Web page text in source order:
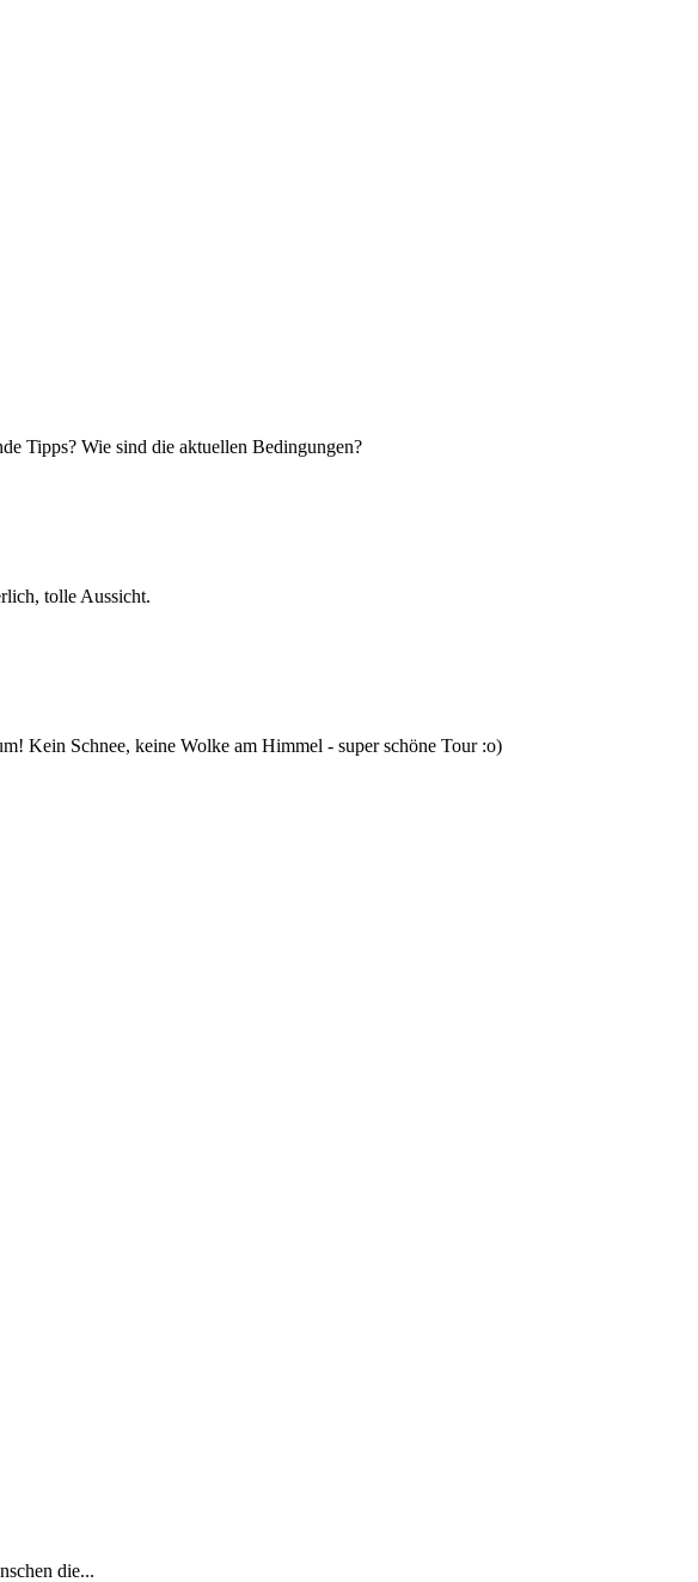
Tipps? Wie sind die aktuellen Bedingungen?
tolle Aussicht.
Kein Schnee, keine Wolke am Himmel - super schöne Tour :o)
die...